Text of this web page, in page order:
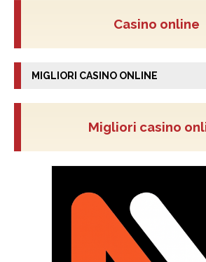
Casino online
MIGLIORI CASINO ONLINE
Migliori casino